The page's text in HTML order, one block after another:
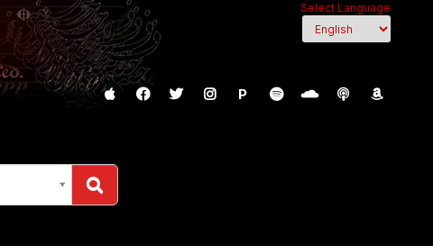
Select Language
P